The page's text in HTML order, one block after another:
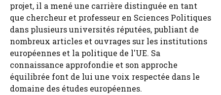
projet, il a mené une carrière distinguée en tant
que chercheur et professeur en Sciences Politiques
dans plusieurs universités réputées, publiant de
nombreux articles et ouvrages sur les institutions
européennes et la politique de l'UE. Sa
connaissance approfondie et son approche
équilibrée font de lui une voix respectée dans le
domaine des études européennes.